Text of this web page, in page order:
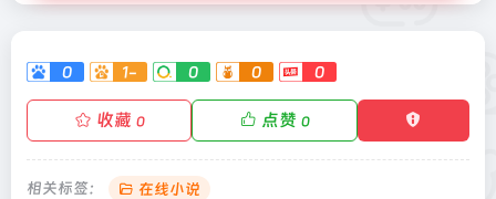
0 1- 0 0 0
收藏 0 点赞 0
相关标签： 在线小说